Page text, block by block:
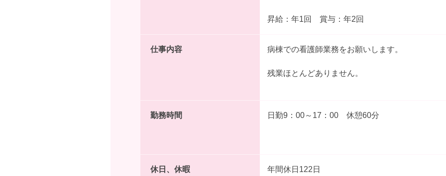
昇給：年1回 賞与：年2回
仕事内容 病棟での看護師業務をお願いします。
残業ほとんどありません。
勤務時間 日勤9：00～17：00 休憩60分
休日、休暇
年間休日122日